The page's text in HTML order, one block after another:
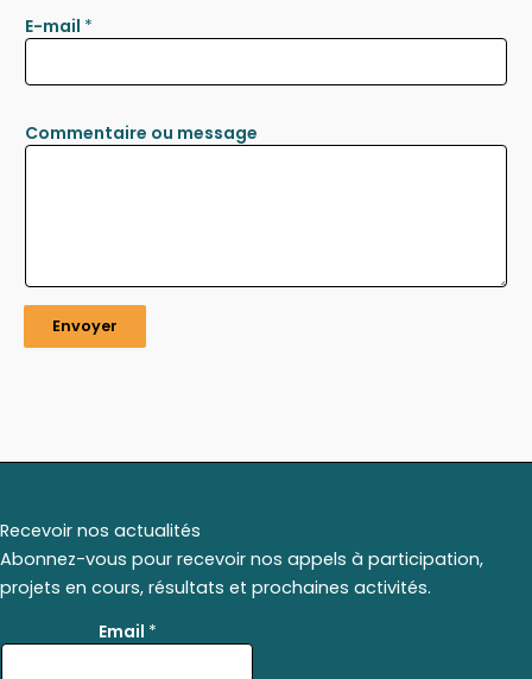
E-mail *
Commentaire ou message
Envoyer
Recevoir nos actualités
Abonnez-vous pour recevoir nos appels à participation,
projets en cours, résultats et prochaines activités.
Email *